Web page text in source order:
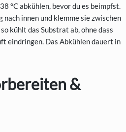
°C abkühlen, bevor du es beimpfst.
innen und klemme sie zwischen
kühlt das Substrat ab, ohne dass
eindringen. Das Abkühlen dauert in
&